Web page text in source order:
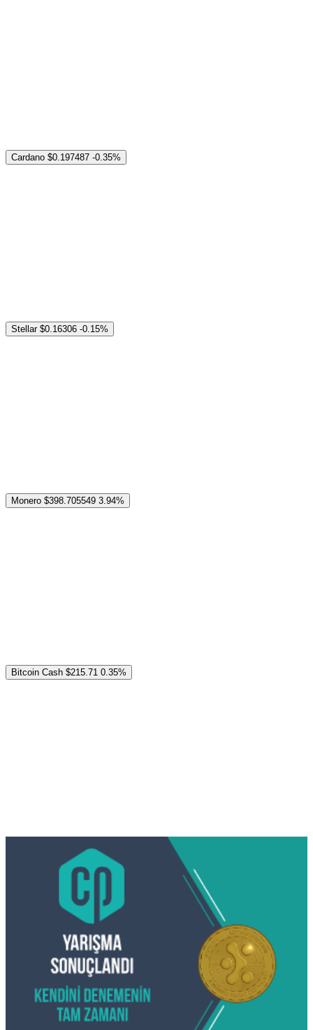
Cardano $0.197487 -0.35%
Stellar $0.16306 -0.15%
Monero $398.705549 3.94%
Bitcoin Cash $215.71 0.35%